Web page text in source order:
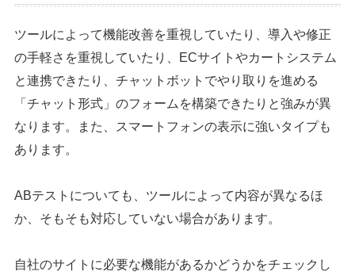
ツールによって機能改善を重視していたり、導入や修正
の手軽さを重視していたり、ECサイトやカートシステム
と連携できたり、チャットボットでやり取りを進める
「チャット形式」のフォームを構築できたりと強みが異
なります。また、スマートフォンの表示に強いタイプも
あります。
ABテストについても、ツールによって内容が異なるほ
か、そもそも対応していない場合があります。
自社のサイトに必要な機能があるかどうかをチェックし